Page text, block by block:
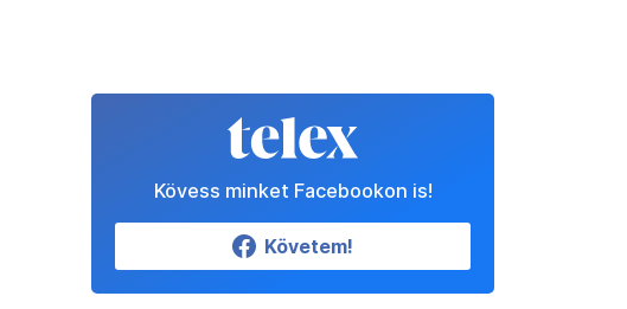
Kövess minket Facebookon is!
Követem!